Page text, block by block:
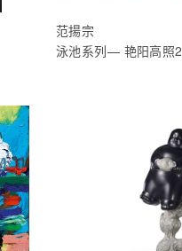
范揚宗
泳池系列— 艳阳高照2